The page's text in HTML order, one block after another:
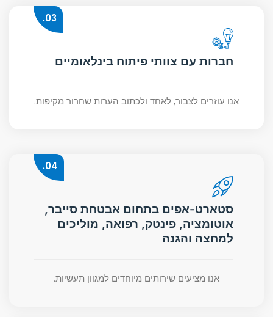
03.
חברות עם צוותי פיתוח בינלאומיים
אנו עוזרים לצבור, לאחד ולכתוב הערות שחרור מקיפות.
04.
סטארט-אפים בתחום אבטחת סייבר,
אוטומציה, פינטק, רפואה, מוליכים
למחצה והגנה
אנו מציעים שירותים מיוחדים למגוון תעשיות.